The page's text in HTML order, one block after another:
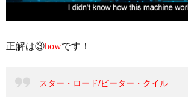
正解は③howです！
スター・ロード/ピーター・クイル